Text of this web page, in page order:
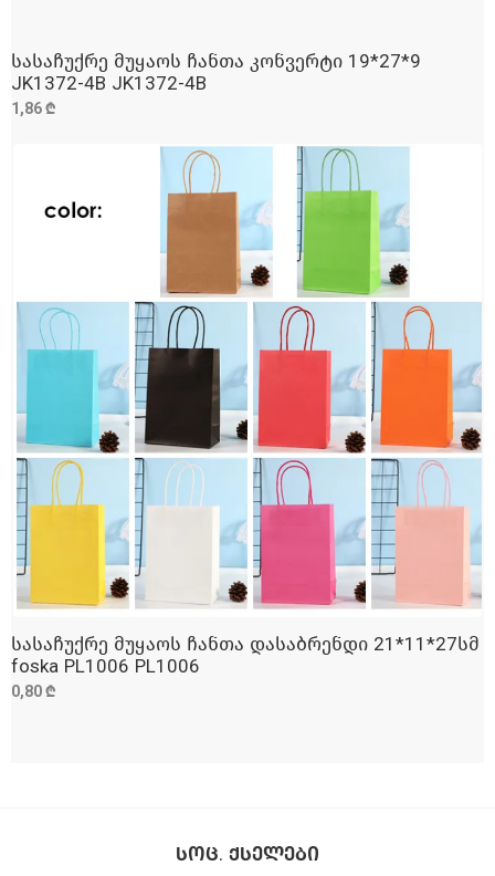
ᲓᲐᲛᲐᲢᲔᲑᲐ
სასაჩუქრე მუყაოს ჩანთა კონვერტი 19*27*9
JK1372-4B JK1372-4B
1,86 ₾
ᲓᲐᲛᲐᲢᲔᲑᲐ
სასაჩუქრე მუყაოს ჩანთა დასაბრენდი 21*11*27სმ
foska PL1006 PL1006
0,80 ₾
ᲡᲝᲪ. ᲥᲡᲔᲚᲔᲑᲘ